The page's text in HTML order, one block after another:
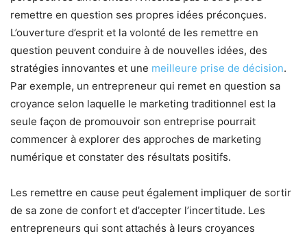
remettre en question ses propres idées préconçues.
L’ouverture d’esprit et la volonté de les remettre en
question peuvent conduire à de nouvelles idées, des
stratégies innovantes et une meilleure prise de décision.
Par exemple, un entrepreneur qui remet en question sa
croyance selon laquelle le marketing traditionnel est la
seule façon de promouvoir son entreprise pourrait
commencer à explorer des approches de marketing
numérique et constater des résultats positifs.
Les remettre en cause peut également impliquer de sortir
de sa zone de confort et d’accepter l’incertitude. Les
entrepreneurs qui sont attachés à leurs croyances